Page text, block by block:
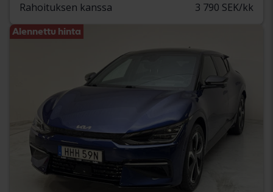
Rahoituksen kanssa 3 790 SEK/kk
Alennettu hinta